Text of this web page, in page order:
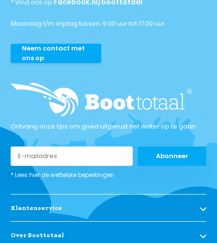
* Vind ons op Facebook.nl/boottotaal
Maandag t/m vrijdag tussen: 9:00 uur tot 17:00 uur
Neem contact met
ons op
Ontvang onze tips om goed uitgerust het water op te gaan.
Abonneer
* Lees hier de wettelijke beperkingen
Klantenservice
Over Boottotaal